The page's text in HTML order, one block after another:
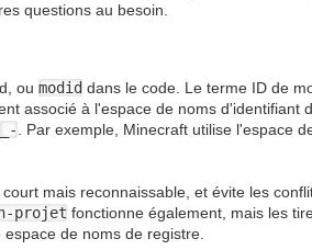
questions au besoin.
ou modid dans le code. Le terme ID de
associé à l'espace de noms
_- . Par exemple, Minecraft utilise l'espace
mais reconnaissable, et évite les
projet fonctionne également, mais les
de noms de registre.